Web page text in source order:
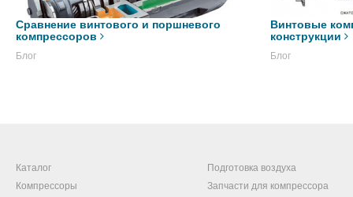
Сравнение винтового и поршневого
компрессоров
Блог
Винтовые
конструкции
Блог
Каталог
Компрессоры
Подготовка воздуха
Запчасти для компрессора